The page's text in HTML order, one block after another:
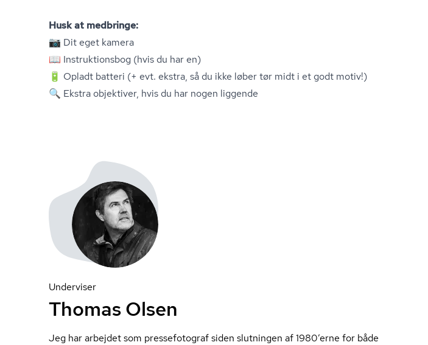
Husk at medbringe:
📷 Dit eget kamera
📖 In­struk­tions­bog (hvis du har en)
🔋 Opladt batteri (+ evt. ekstra, så du ikke løber tør midt i et godt motiv!)
🔍 Ekstra objektiver, hvis du har nogen liggende
Underviser
Thomas Olsen
Jeg har arbejdet som pressefotograf siden slutningen af 1980’erne for både